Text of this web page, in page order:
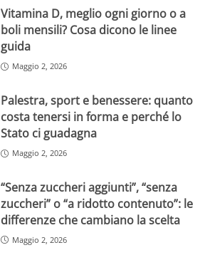
Vitamina D, meglio ogni giorno o a
boli mensili? Cosa dicono le linee
guida
Maggio 2, 2026
Palestra, sport e benessere: quanto
costa tenersi in forma e perché lo
Stato ci guadagna
Maggio 2, 2026
“Senza zuccheri aggiunti”, “senza
zuccheri” o “a ridotto contenuto”: le
differenze che cambiano la scelta
Maggio 2, 2026